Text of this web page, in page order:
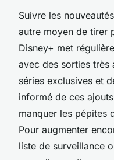
Suivre les
autre moyen de tirer
Disney+ met
avec des sorties très
séries exclusives et
informé de ces
manquer les pépites
Pour augmenter
liste de surveillance